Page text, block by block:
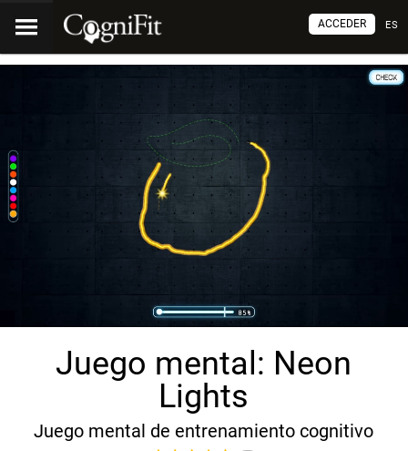
ES
ACCEDER
Juego mental: Neon
Lights
Juego mental de entrenamiento cognitivo